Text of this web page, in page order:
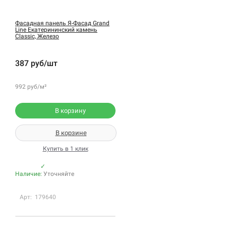
Фасадная панель Я-Фасад Grand
Line Екатерининский камень
Classic, Железо
387 руб/шт
992 руб/м²
В корзину
В корзине
Купить в 1 клик
✓
Наличие: Уточняйте
Арт: 179640